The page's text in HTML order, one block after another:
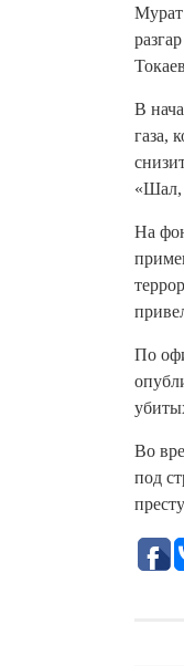
Мурат
В
газа,
«Шал,
На
По
Во
под